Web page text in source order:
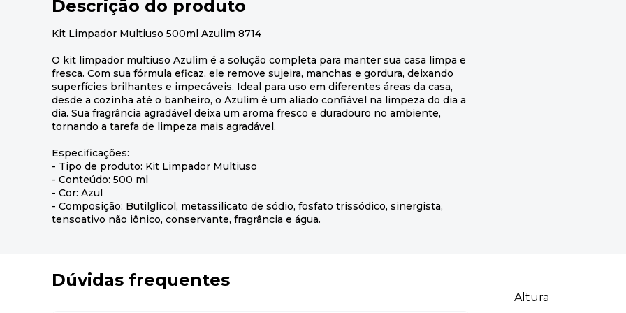
Descrição do produto
Kit Limpador Multiuso 500ml Azulim 8714
O kit limpador multiuso Azulim é a solução completa para manter sua casa limpa e
fresca. Com sua fórmula eficaz, ele remove sujeira, manchas e gordura, deixando
superfícies brilhantes e impecáveis. Ideal para uso em diferentes áreas da casa,
desde a cozinha até o banheiro, o Azulim é um aliado confiável na limpeza do dia a
dia. Sua fragrância agradável deixa um aroma fresco e duradouro no ambiente,
tornando a tarefa de limpeza mais agradável.
Especificações:
- Tipo de produto: Kit Limpador Multiuso
- Conteúdo: 500 ml
- Cor: Azul
- Composição: Butilglicol, metassilicato de sódio, fosfato trissódico, sinergista,
tensoativo não iônico, conservante, fragrância e água.
Dúvidas frequentes
Altura